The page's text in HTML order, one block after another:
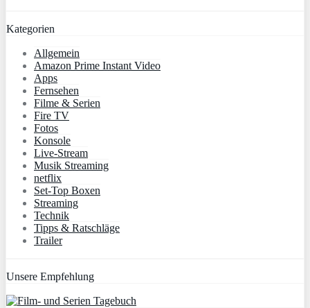
Kategorien
Allgemein
Amazon Prime Instant Video
Apps
Fernsehen
Filme & Serien
Fire TV
Fotos
Konsole
Live-Stream
Musik Streaming
netflix
Set-Top Boxen
Streaming
Technik
Tipps & Ratschläge
Trailer
Unsere Empfehlung